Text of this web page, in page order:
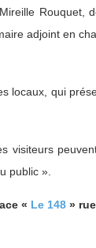
Rouquet,
adjoint en
locaux, qui
visiteurs
public ».
« Le 148 »